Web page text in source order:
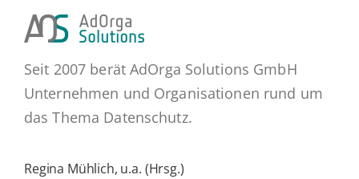
Seit 2007 berät AdOrga Solutions GmbH
Unternehmen und Organisationen rund um
das Thema Datenschutz.
Regina Mühlich, u.a. (Hrsg.)